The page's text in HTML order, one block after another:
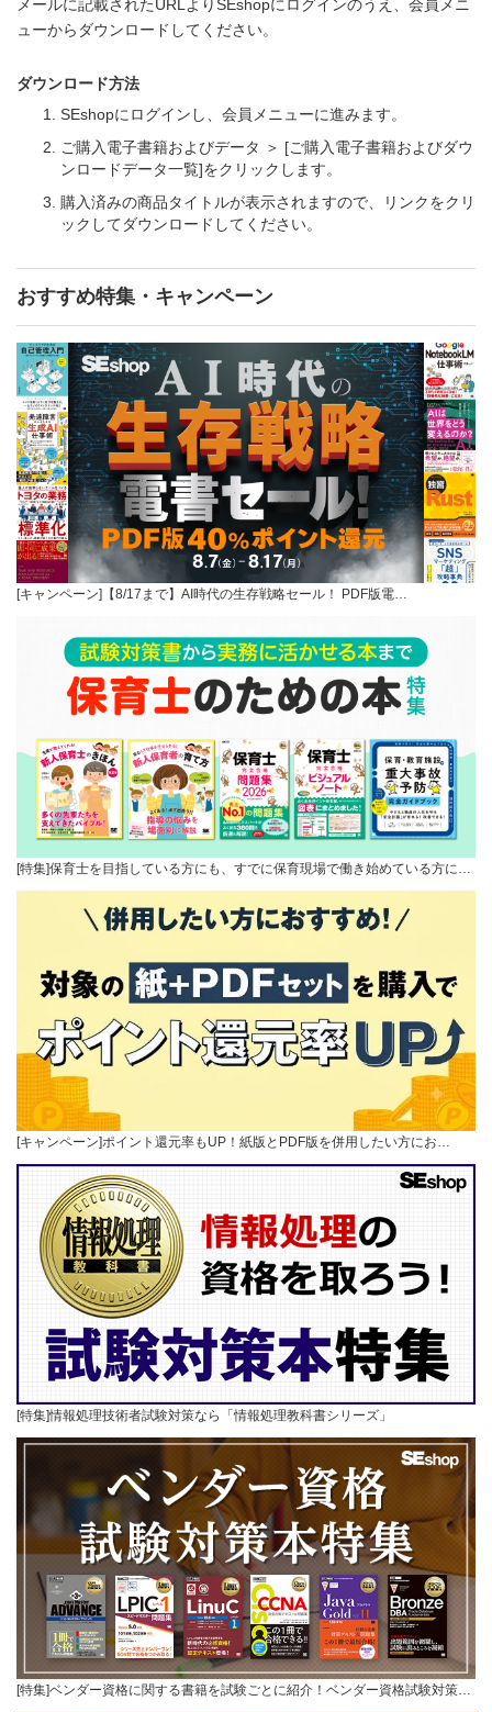
メールに記載されたURLよりSEshopにログインのうえ、会員メニ
ューからダウンロードしてください。
ダウンロード方法
SEshopにログインし、会員メニューに進みます。
ご購入電子書籍およびデータ ＞ [ご購入電子書籍およびダウ
ンロードデータ一覧]をクリックします。
購入済みの商品タイトルが表示されますので、リンクをクリ
ックしてダウンロードしてください。
おすすめ特集・キャンペーン
[キャンペーン]【8/17まで】AI時代の生存戦略セール！ PDF版電…
[特集]保育士を目指している方にも、すでに保育現場で働き始めている方に…
[キャンペーン]ポイント還元率もUP！紙版とPDF版を併用したい方にお…
[特集]情報処理技術者試験対策なら「情報処理教科書シリーズ」
[特集]ベンダー資格に関する書籍を試験ごとに紹介！ベンダー資格試験対策…